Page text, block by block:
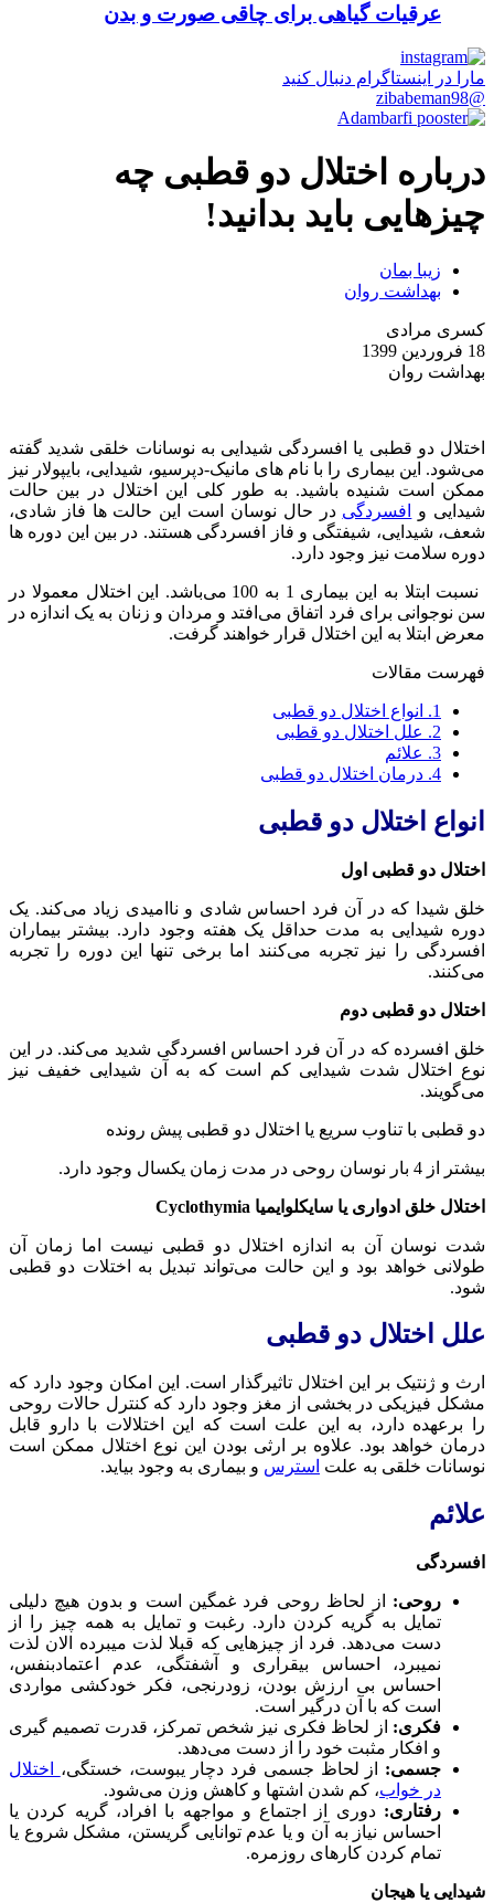
عرقیات گیاهی برای چاقی صورت و بدن
مارا در اینستاگرام دنبال کنید
@zibabeman98
درباره اختلال دو قطبی چه
چیزهایی باید بدانید!
زیبا بمان
بهداشت روان
کسری مرادی
18 فروردین 1399
بهداشت روان
اختلال دو قطبی یا افسردگی شیدایی به نوسانات خلقی شدید گفته
می‌شود. این بیماری را با نام های مانیک-دپرسیو، شیدایی، بایپولار نیز
ممکن است شنیده باشید. به طور کلی این اختلال در بین حالت
شیدایی و
افسردگی در حال نوسان است این حالت ها فاز شادی،
شعف، شیدایی، شیفتگی و فاز افسردگی هستند. در بین این دوره ها
دوره سلامت نیز وجود دارد.
نسبت ابتلا به این بیماری 1 به 100 می‌باشد. این اختلال معمولا در
سن نوجوانی برای فرد اتفاق می‌افتد و مردان و زنان به یک اندازه در
معرض ابتلا به این اختلال قرار خواهند گرفت.
فهرست مقالات
1.
انواع اختلال دو قطبی
2.
علل اختلال دو قطبی
3. علائم
4. درمان اختلال دو قطبی
انواع اختلال دو قطبی
اختلال دو قطبی اول
خلق شیدا که در آن فرد احساس شادی و ناامیدی زیاد می‌کند. یک
دوره شیدایی به مدت حداقل یک هفته وجود دارد. بیشتر بیماران
افسردگی را نیز تجربه می‌کنند اما برخی تنها این دوره را تجربه
می‌کنند.
اختلال دو قطبی دوم
خلق افسرده که در آن فرد احساس افسردگی شدید می‌کند. در این
نوع اختلال شدت شیدایی کم است که به آن شیدایی خفیف نیز
می‌گویند.
دو قطبی با تناوب سریع یا اختلال دو قطبی پیش رونده
بیشتر از 4 بار نوسان روحی در مدت زمان یکسال وجود دارد.
اختلال خلق ادواری یا سایکلوایمیا Cyclothymia
شدت نوسان آن به اندازه اختلال دو قطبی نیست اما زمان آن
طولانی خواهد بود و این حالت می‌تواند تبدیل به اختلات دو قطبی
شود.
علل اختلال دو قطبی
ارث و ژنتیک بر این اختلال تاثیرگذار است. این امکان وجود دارد که
مشکل فیزیکی در بخشی از مغز وجود دارد که کنترل حالات روحی
را برعهده دارد، به این علت است که این اختلالات با دارو قابل
درمان خواهد بود. علاوه بر ارثی بودن این نوع اختلال ممکن است
نوسانات خلقی به علت استرس و بیماری به وجود بیاید.
علائم
افسردگی
روحی: از لحاظ روحی فرد غمگین است و بدون هیچ دلیلی
تمایل به گریه کردن دارد. رغبت و تمایل به همه چیز را از
دست می‌دهد. فرد از چیزهایی که قبلا لذت میبرده الان لذت
نمیبرد، احساس بیقراری و آشفتگی، عدم اعتمادبنفس،
احساس بی ارزش بودن، زودرنجی، فکر خودکشی مواردی
است که با آن درگیر است.
فکری: از لحاظ فکری نیز شخص تمرکز، قدرت تصمیم گیری
و افکار مثبت خود را از دست می‌دهد.
جسمی: از لحاظ جسمی فرد دچار یبوست، خستگی، اختلال
در خواب، کم شدن اشتها و کاهش وزن می‌شود.
رفتاری: دوری از اجتماع و مواجهه با افراد، گریه کردن یا
احساس نیاز به آن و یا عدم توانایی گریستن، مشکل شروع یا
تمام کردن کارهای روزمره.
شیدایی یا هیجان